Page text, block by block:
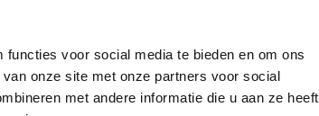
voor social media te bieden en om ons
onze site met onze partners voor social
met andere informatie die u aan ze heeft